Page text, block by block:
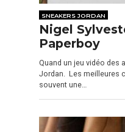
SNEAKERS JORDAN
Nigel
Paperboy
Quand un jeu vidéo des
Jordan. Les meilleures
souvent une…